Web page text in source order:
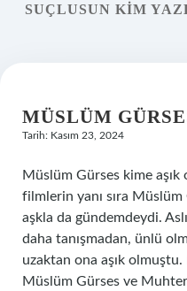
SUÇLUSUN KIM
MÜSLÜM
Tarih: Kasım 23, 2024
Müslüm Gürses kime aşık
filmlerin yanı sıra Müslüm
aşkla da gündemdeydi.
daha tanışmadan, ünlü
uzaktan ona aşık
Müslüm Gürses ve